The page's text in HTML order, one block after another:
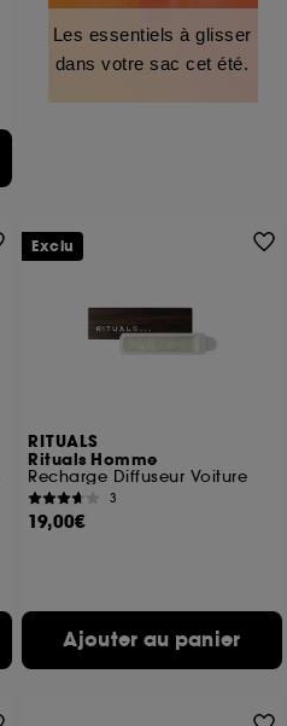
Les essentiels à glisser
dans votre sac cet été.
RITUALS
Rituals Homme
Recharge Diffuseur Voiture
3
19,00€
Ajouter au panier
Exclu